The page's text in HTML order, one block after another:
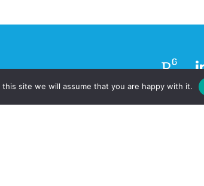
Follow
us
site we will assume that you are happy with it.